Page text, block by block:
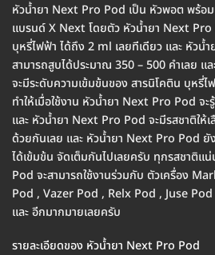
หัวน้ำยา Next Pro Pod เป็น หัวพอต พร้อ
แบรนด์ X Next โดยตัว หัวน้ำยา Next Pro
บุหรี่ไฟฟ้า ได้ถึง 2 ml เลยทีเดียว และ หัวน้
สามารถสูบได้ประมาณ 350 – 500 คำเลย
จะมีระดับความเข้มข้นของ สารนิโคติน บุหรี่
ทำให้เมื่อใช้งาน หัวน้ำยา Next Pro Pod จ
และ หัวน้ำยา Next Pro Pod จะมีรสชาติให้
ด้วยกันเลย และ หัวน้ำยา Next Pro Pod ยั
ได้เข้มข้น จัดเต็มกันไปเลยครับ ทุกรสชาติแ
Pod จะสามารถใช้งานร่วมกับ ตัวเครื่อง
Pod , Vazer Pod , Relx Pod , Juse
และ อีกมากมายเลยครับ
รายละเอียดของ หัวน้ำยา Next Pro Pod